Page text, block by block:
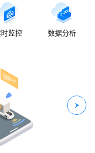
时监控 数据分析